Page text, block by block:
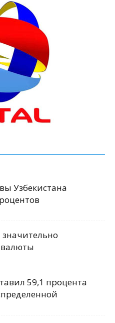
Узбекистана
59,1 процента